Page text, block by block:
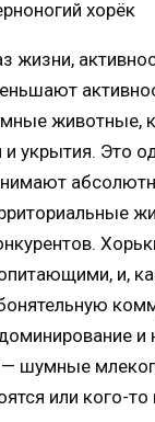
жизни,
животные,
укрытия. Это
и,
и
— шумные
или кого-то